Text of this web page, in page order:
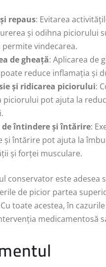
repaus: Evitarea
și odihna piciorului
vindecarea.
de gheață: Aplicarea de
reduce inflamația și
și ridicarea piciorului:
piciorului pot ajuta la
de întindere și întărire:
și întărire pot ajuta la
și forței musculare.
conservator este adesea
de picior partea
toate acestea, în
medicamentosă